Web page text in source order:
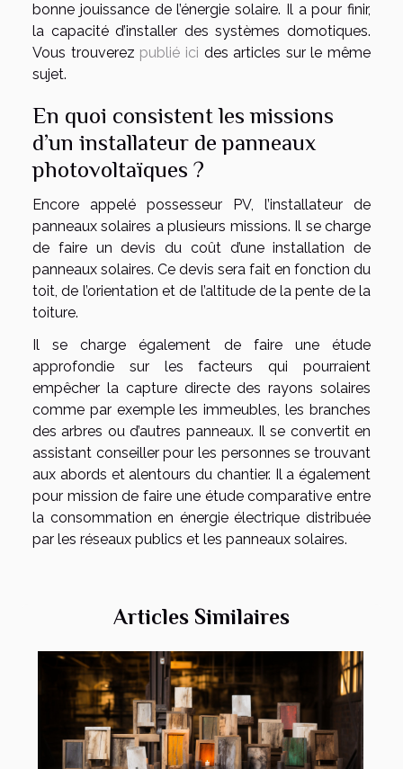
bonne jouissance de l’énergie solaire. Il a pour finir,
la capacité d’installer des systèmes domotiques.
Vous trouverez publié ici des articles sur le même
sujet.
En quoi consistent les missions
d’un installateur de panneaux
photovoltaïques ?
Encore appelé possesseur PV, l’installateur de
panneaux solaires a plusieurs missions. Il se charge
de faire un devis du coût d’une installation de
panneaux solaires. Ce devis sera fait en fonction du
toit, de l’orientation et de l’altitude de la pente de la
toiture.
Il se charge également de faire une étude
approfondie sur les facteurs qui pourraient
empêcher la capture directe des rayons solaires
comme par exemple les immeubles, les branches
des arbres ou d’autres panneaux. Il se convertit en
assistant conseiller pour les personnes se trouvant
aux abords et alentours du chantier. Il a également
pour mission de faire une étude comparative entre
la consommation en énergie électrique distribuée
par les réseaux publics et les panneaux solaires.
Articles Similaires